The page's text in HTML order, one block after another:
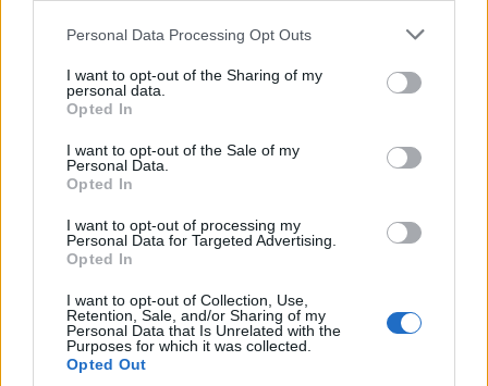
Personal Data Processing Opt Outs
I want to opt-out of the Sharing of my
personal data.
Opted In
I want to opt-out of the Sale of my
Personal Data.
Opted In
I want to opt-out of processing my
Personal Data for Targeted Advertising.
Opted In
I want to opt-out of Collection, Use,
Retention, Sale, and/or Sharing of my
Personal Data that Is Unrelated with the
Purposes for which it was collected.
Opted Out
Ahora Soy Mi Prioridad
Corazón Serrano